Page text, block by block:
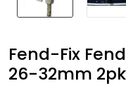
Fend-Fix
26-32mm 2pk